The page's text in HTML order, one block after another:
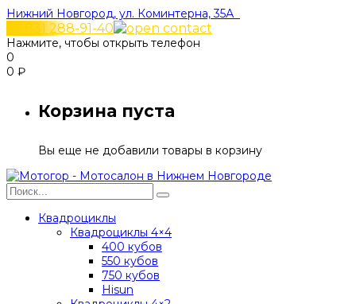
Нижний Новгород, ул. Коминтерна, 35А
+7 831 288-91-40
Нажмите, чтобы открыть телефон
0
0 ₽
Корзина пуста
Вы еще не добавили товары в корзину
Квадроциклы
Квадроциклы 4×4
400 кубов
550 кубов
750 кубов
Hisun